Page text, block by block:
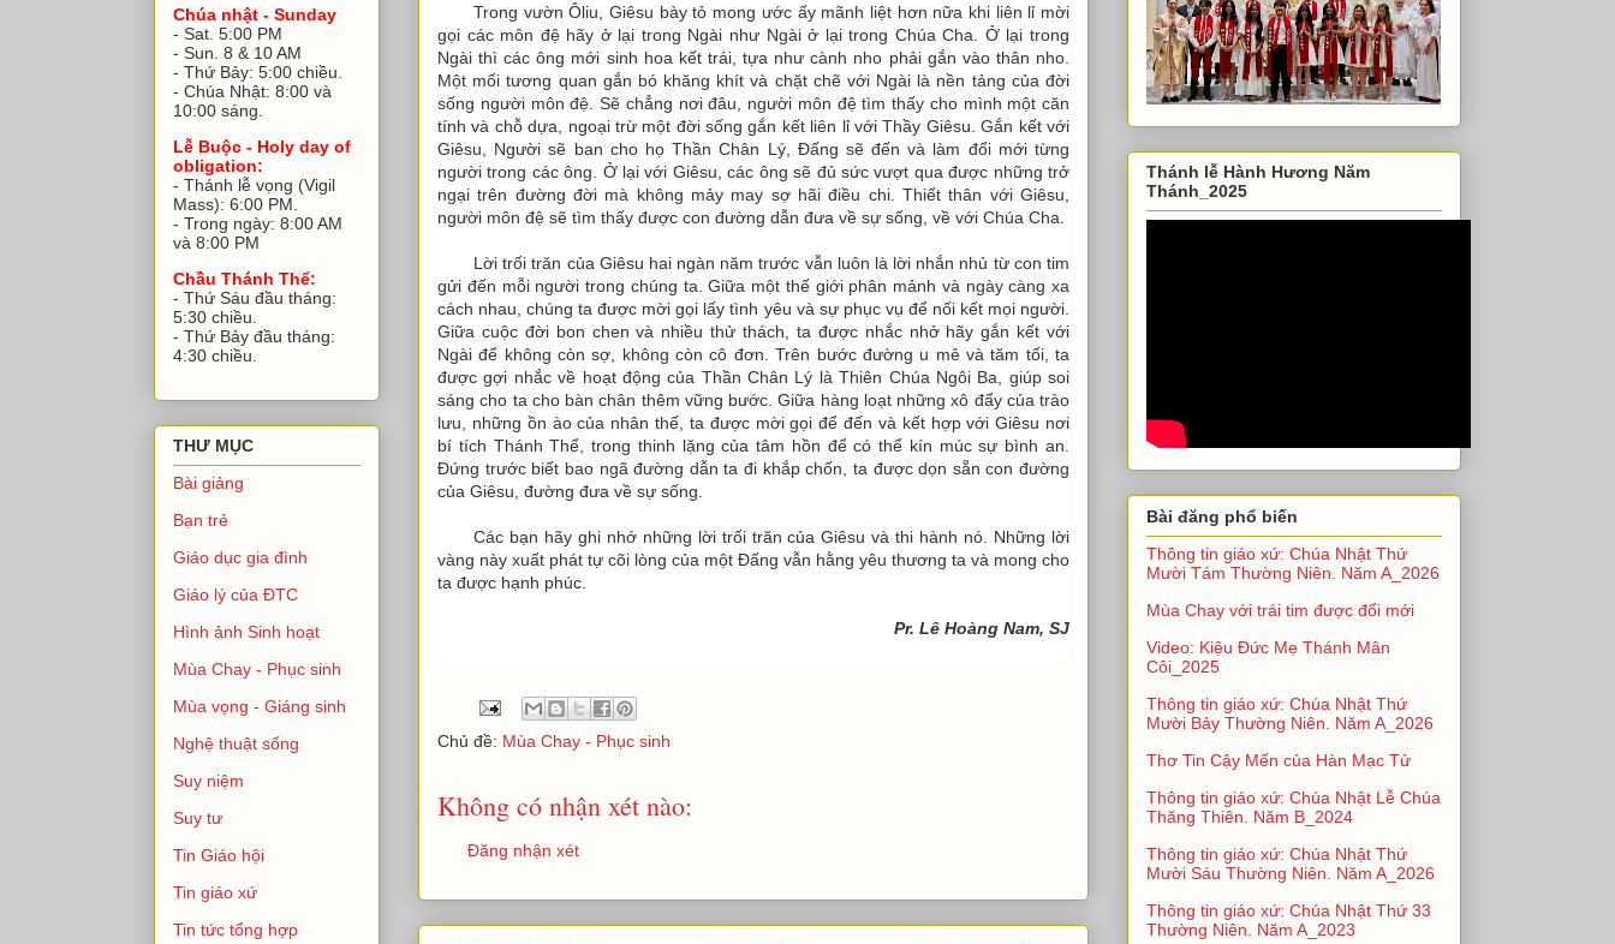
Trong vườn Ôliu, Giêsu bày tỏ mong ước ấy mãnh liệt hơn nữa khi liên lỉ mời
gọi các môn đệ hãy ở lại trong Ngài như Ngài ở lại trong Chúa Cha. Ở lại trong
Ngài thì các ông mới sinh hoa kết trái, tựa như cành nho phải gắn vào thân nho.
Một mối tương quan gắn bó khăng khít và chặt chẽ với Ngài là nền tảng của đời
sống người môn đệ. Sẽ chẳng nơi đâu, người môn đệ tìm thấy cho mình một căn
tính và chỗ dựa, ngoại trừ một đời sống gắn kết liên lỉ với Thầy Giêsu. Gắn kết với
Giêsu, Người sẽ ban cho họ Thần Chân Lý, Đấng sẽ đến và làm đổi mới từng
người trong các ông. Ở lại với Giêsu, các ông sẽ đủ sức vượt qua được những trở
ngại trên đường đời mà không mảy may sợ hãi điều chi. Thiết thân với Giêsu,
người môn đệ sẽ tìm thấy được con đường dẫn đưa về sự sống, về với Chúa Cha.
Lời trối trăn của Giêsu hai ngàn năm trước vẫn luôn là lời nhắn nhủ từ con tim
gửi đến mỗi người trong chúng ta. Giữa một thế giới phân mảnh và ngày càng xa
cách nhau, chúng ta được mời gọi lấy tình yêu và sự phục vụ để nối kết mọi người.
Giữa cuộc đời bon chen và nhiều thử thách, ta được nhắc nhở hãy gắn kết với
Ngài để không còn sợ, không còn cô đơn. Trên bước đường u mê và tăm tối, ta
được gợi nhắc về hoạt động của Thần Chân Lý là Thiên Chúa Ngôi Ba, giúp soi
sáng cho ta cho bàn chân thêm vững bước. Giữa hàng loạt những xô đẩy của trào
lưu, những ồn ào của nhân thế, ta được mời gọi để đến và kết hợp với Giêsu nơi
bí tích Thánh Thể, trong thinh lặng của tâm hồn để có thể kín múc sự bình an.
Đứng trước biết bao ngã đường dẫn ta đi khắp chốn, ta được dọn sẵn con đường
của Giêsu, đường đưa về sự sống.
Các bạn hãy ghi nhớ những lời trối trăn của Giêsu và thi hành nó. Những lời
vàng này xuất phát tự cõi lòng của một Đấng vẫn hằng yêu thương ta và mong cho
ta được hạnh phúc.
Pr. Lê Hoàng Nam, SJ
Chủ đề: Mùa Chay - Phục sinh
Không có nhận xét nào:
Đăng nhận xét
Chúa nhật - Sunday
- Sat. 5:00 PM
- Sun. 8 & 10 AM
- Thứ Bảy: 5:00 chiều.
- Chúa Nhật: 8:00 và
10:00 sáng.
Lễ Buộc - Holy day of
obligation:
- Thánh lễ vọng (Vigil
Mass): 6:00 PM.
- Trong ngày: 8:00 AM
và 8:00 PM
Chầu Thánh Thể:
- Thứ Sáu đầu tháng:
5:30 chiều.
- Thứ Bảy đầu tháng:
4:30 chiều.
THƯ MỤC
Bài giảng
Bạn trẻ
Giáo dục gia đình
Giáo lý của ĐTC
Hình ảnh Sinh hoạt
Mùa Chay - Phục sinh
Mùa vọng - Giáng sinh
Nghệ thuật sống
Suy niệm
Suy tư
Tin Giáo hội
Tin giáo xứ
Tin tức tổng hợp
Thánh lễ Hành Hương Năm
Thánh_2025
Bài đăng phổ biến
Thông tin giáo xứ: Chúa Nhật Thứ
Mười Tám Thường Niên. Năm A_2026
Mùa Chay với trái tim được đổi mới
Video: Kiệu Đức Mẹ Thánh Mân
Côi_2025
Thông tin giáo xứ: Chúa Nhật Thứ
Mười Bảy Thường Niên. Năm A_2026
Thơ Tin Cậy Mến của Hàn Mạc Tử
Thông tin giáo xứ: Chúa Nhật Lễ Chúa
Thăng Thiên. Năm B_2024
Thông tin giáo xứ: Chúa Nhật Thứ
Mười Sáu Thường Niên. Năm A_2026
Thông tin giáo xứ: Chúa Nhật Thứ 33
Thường Niên. Năm A_2023